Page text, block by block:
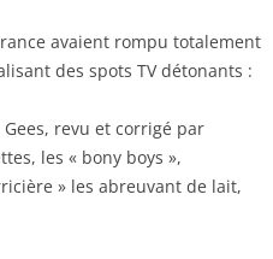
avaient rompu totalement
des spots TV détonants :
revu et corrigé par
les « bony boys »,
» les abreuvant de lait,